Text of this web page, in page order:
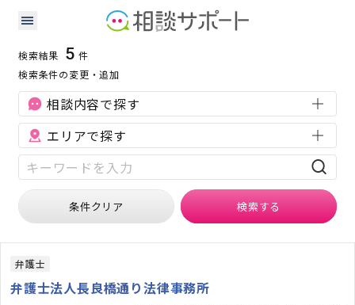
岐阜県の労働問題に強い専門家の検索結果
労働問題
検索結果 5 件
検索条件の変更・追加
相談内容で探す
エリアで探す
条件クリア 検索する
弁護士
弁護士法人長良橋通り法律事務所